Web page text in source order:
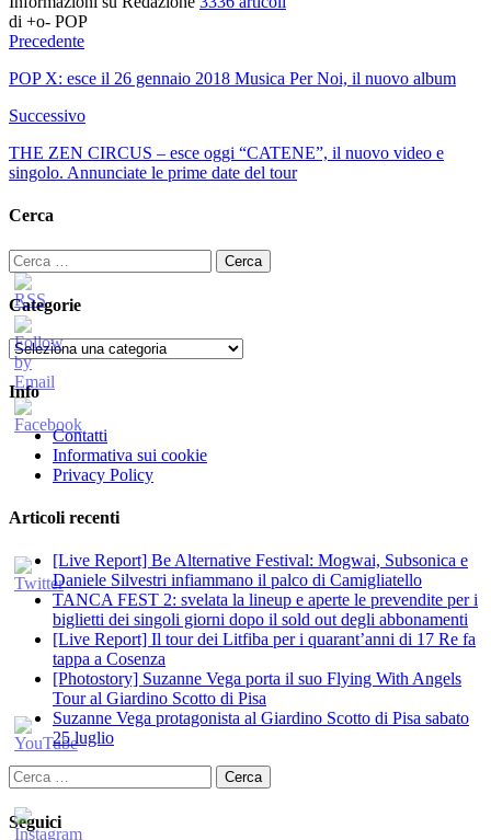
di +o- POP
Precedente
POP X: esce il 26 gennaio 2018 Musica Per Noi, il nuovo album
Successivo
THE ZEN CIRCUS – esce oggi “CATENE”, il nuovo video e
singolo. Annunciate le prime date del tour
Cerca
Ricerca
per:
Categorie
Categorie
Info
Contatti
Informativa sui cookie
Privacy Policy
Articoli recenti
[Live Report] Be Alternative Festival: Mogwai, Subsonica e
Daniele Silvestri infiammano il palco di Camigliatello
TANCA FEST 2: svelata la lineup e aperte le prevendite per i
biglietti dei singoli giorni dopo il sold out degli abbonamenti
[Live Report] Il tour dei Litfiba per i quarant’anni di 17 Re fa
tappa a Cosenza
[Photostory] Suzanne Vega porta il suo Flying With Angels
Tour al Giardino Scotto di Pisa
Suzanne Vega protagonista al Giardino Scotto di Pisa sabato
25 luglio
Ricerca
per:
Seguici